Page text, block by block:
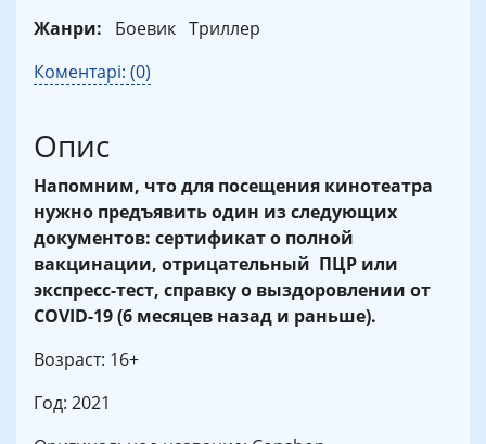
Жанри:
Боевик Триллер
Коментарі: (0)
Опис
Напомним, что для посещения кинотеатра
нужно предъявить один из следующих
документов: сертификат о полной
вакцинации, отрицательный ПЦР или
экспресс-тест, справку о выздоровлении от
COVID-19 (6 месяцев назад и раньше).
Возраст: 16+
Год: 2021